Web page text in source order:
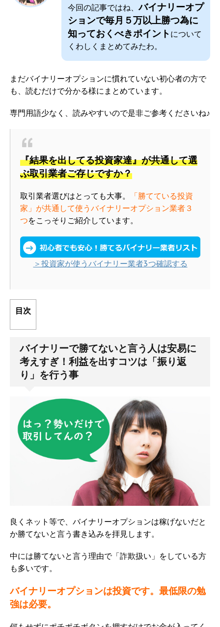
今回の記事ではね、バイナリーオプ
ションで毎月５万以上勝つ為に
知っておくべきポイント について
くわしくまとめてみたわ。
まだバイナリーオプションに慣れていない初心者の方で
も、読むだけで分かる様にまとめています。
専門用語少なく、読みやすいので是非ご参考くださいね♪
『結果を出してる投資家達』が共通して選
ぶ取引業者ご存じですか？
取引業者選びはとっても大事。
「勝てている投資
家」が共通して使うバイナリーオプション業者３
つをこっそりご紹介しています。
＞投資家が使うバイナリー業者3つ確認する
目次
バイナリーで勝てないと言う人は安易に
考えすぎ！利益を出すコツは「振り返
り」を行う事
良くネット等で、バイナリーオプションは稼げないだと
か勝てないと言う書き込みを拝見します。
中には勝てないと言う理由で「詐欺扱い」をしている方
も多いです。
バイナリーオプションは投資です。最低限の勉
強は必要。